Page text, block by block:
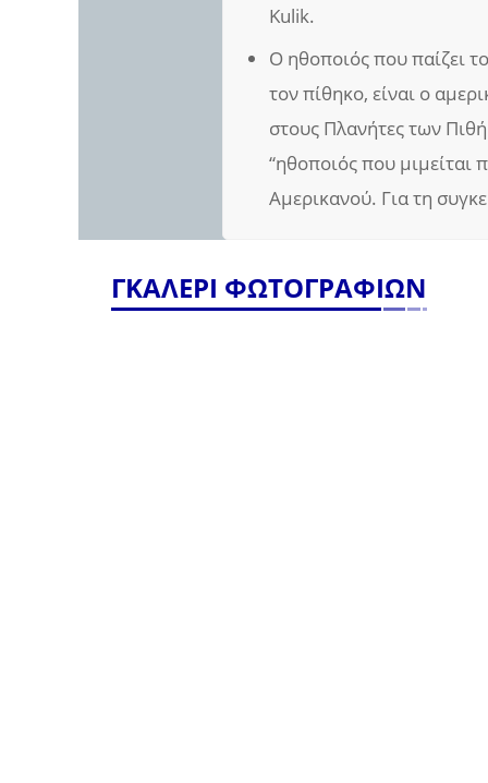
Kulik.
Ο ηθοποιός που παίζει
τον πίθηκο, είναι ο
στους Πλανήτες των
“ηθοποιός που μιμείται
Αμερικανού. Για τη
ΓΚΑΛΕΡΙ ΦΩΤΟΓΡΑΦΙΩΝ